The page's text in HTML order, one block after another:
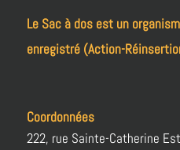
Le Sac à dos est un
enregistré (Action-
Coordonnées
222, rue Sainte-Catherine Est